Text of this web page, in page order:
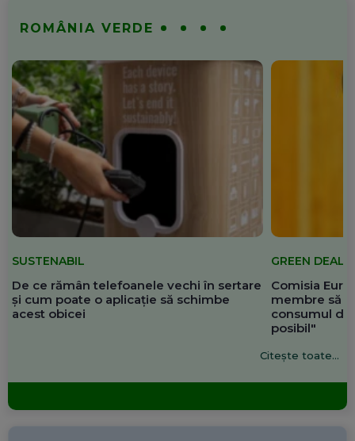
ROMÂNIA VERDE
SUSTENABIL
De ce rămân telefoanele vechi în sertare
și cum poate o aplicație să schimbe
acest obicei
GREEN DEAL
Comisia
membre să
consumul de
posibil"
Citește toate...